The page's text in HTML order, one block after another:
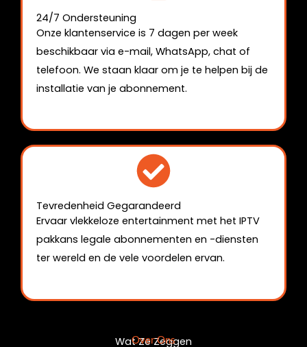
24/7 Ondersteuning
Onze klantenservice is 7 dagen per week
beschikbaar via e-mail, WhatsApp, chat of
telefoon. We staan klaar om je te helpen bij de
installatie van je abonnement.
Tevredenheid Gegarandeerd
Ervaar vlekkeloze entertainment met het IPTV
pakkans legale abonnementen en -diensten
ter wereld en de vele voordelen ervan.
Wat Ze Zeggen
Over Ons